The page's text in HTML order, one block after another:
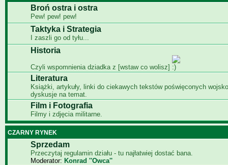
Broń ostra i ostra
Pew! pew! pew!
Taktyka i Strategia
I zaszli go od tyłu...
Historia
Czyli wspomnienia dziadka z [wstaw co wolisz]
Literatura
Książki, artykuły, linki do ciekawych tekstów poświęconych
dyskusje na temat.
Film i Fotografia
Filmy i zdjęcia militarne.
CZARNY RYNEK
Sprzedam
Przeczytaj regulamin działu - tu najłatwiej dostać bana.
Moderator: Konrad ''Owca''